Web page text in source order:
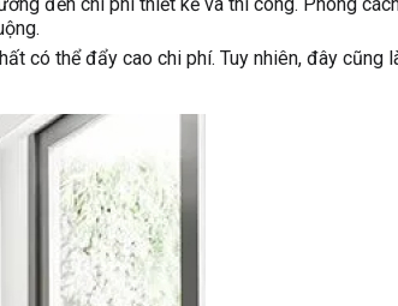
có thể đẩy cao chi phí. Tuy nhiên, đây cũng